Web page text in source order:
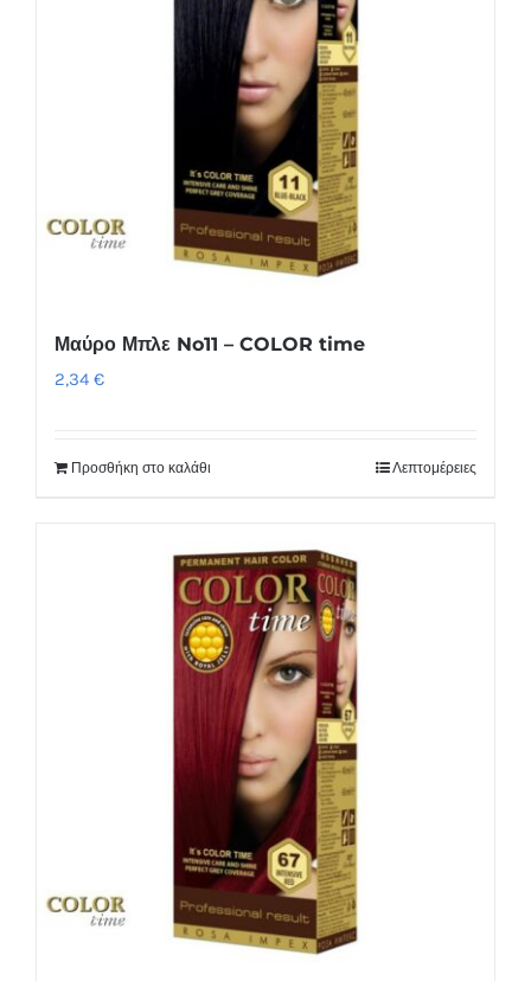
Μαύρο Μπλε No11 – COLOR time
2,34 €
Προσθήκη στο καλάθι Λεπτομέρειες